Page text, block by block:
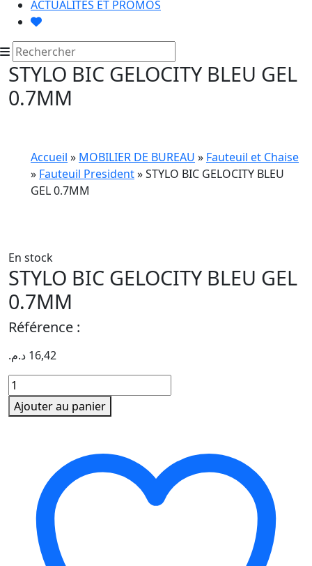
ACTUALITES ET PROMOS
STYLO BIC GELOCITY BLEU GEL
0.7MM
Accueil » MOBILIER DE BUREAU » Fauteuil et Chaise
» Fauteuil President» STYLO BIC GELOCITY BLEU
GEL 0.7MM
En stock
STYLO BIC GELOCITY BLEU GEL
0.7MM
Référence :
16,42 د.م.
quantité
de
STYLO
0.7MM
Ajouter au panier